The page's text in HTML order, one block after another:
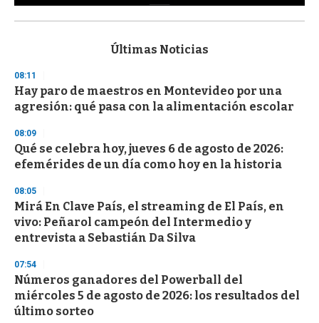
s
d
s
o
f
3
s
c
n
d
Últimas Noticias
08:11
Hay paro de maestros en Montevideo por una
agresión: qué pasa con la alimentación escolar
08:09
Qué se celebra hoy, jueves 6 de agosto de 2026:
efemérides de un día como hoy en la historia
08:05
Mirá En Clave País, el streaming de El País, en
vivo: Peñarol campeón del Intermedio y
entrevista a Sebastián Da Silva
07:54
Números ganadores del Powerball del
miércoles 5 de agosto de 2026: los resultados del
último sorteo